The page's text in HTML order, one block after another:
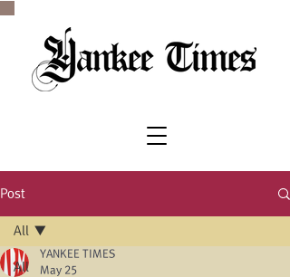
Post
All
All
YANKEE TIMES
May 25